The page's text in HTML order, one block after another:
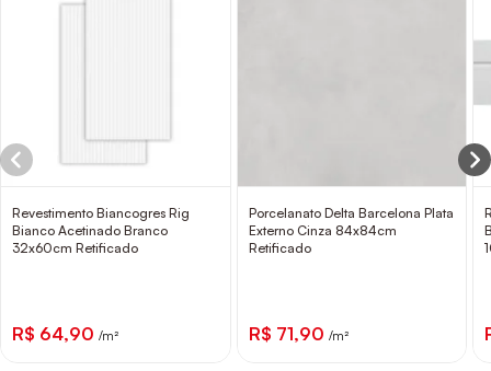
Revestimento Biancogres Rig
Bianco Acetinado Branco
32x60cm Retificado
R$ 64,90 /m²
Porcelanato Delta Barcelona Plata
Externo Cinza 84x84cm
Retificado
R$ 71,90 /m²